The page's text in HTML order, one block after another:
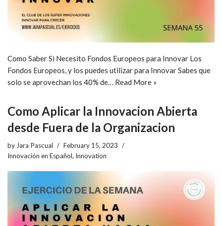
Como Saber Si Necesito Fondos Europeos para Innovar Los
Fondos Europeos, y los puedes utilizar para Innovar Sabes que
solo se aprovechan los 40% de… Read More »
Como Aplicar la Innovacion Abierta
desde Fuera de la Organizacion
by Jara Pascual
February 15, 2023
Innovación en Español, Innovation